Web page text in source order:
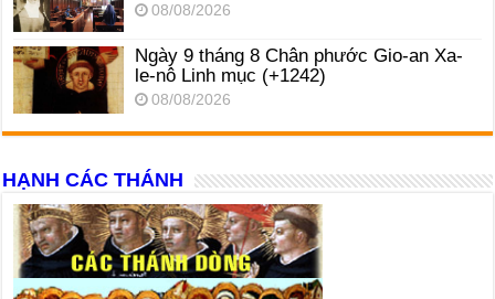
08/08/2026
Ngày 9 tháng 8 Chân phước Gio-an Xa-
le-nô Linh mục (+1242)
08/08/2026
HẠNH CÁC THÁNH